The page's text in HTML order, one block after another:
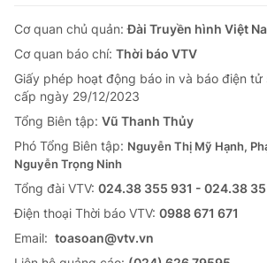
Cơ quan chủ quản:Đài Truyền hình Việt
Cơ quan báo chí: Thời báo VTV
Giấy phép hoạt động báo in và báo điện tử
cấp ngày 29/12/2023
Tổng Biên tập: Vũ Thanh Thủy
Phó Tổng Biên tập: Nguyễn Thị Mỹ Hạnh,
Nguyễn Trọng Ninh
Tổng đài VTV: 024.38 355 931 - 024.38
Ðiện thoại Thời báo VTV: 0988 671 671
Email: toasoan@vtv.vn